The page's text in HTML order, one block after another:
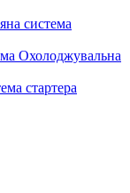
система
Охолоджувальна
стартера